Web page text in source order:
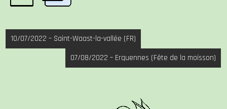
Navigation
de
10/07/2022 – Saint-Waast-la-vallée (FR)
07/08/2022 – Erquennes (Fête de la moisson)